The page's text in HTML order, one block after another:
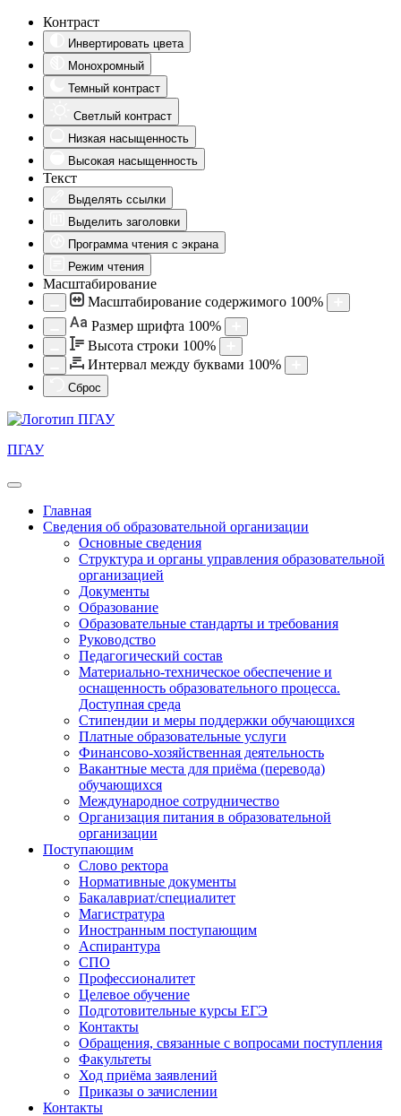
Контраст
Инвертировать цвета
Монохромный
Темный контраст
Светлый контраст
Низкая насыщенность
Высокая насыщенность
Текст
Выделять ссылки
Выделить заголовки
Программа чтения с экрана
Режим чтения
Масштабирование
Масштабирование содержимого 100%
Aa Размер шрифта 100%
Высота строки 100%
Интервал между буквами 100%
Сброс
ПГАУ
Главная
Сведения об образовательной организации
Основные сведения
Структура и органы управления образовательной
организацией
Документы
Образование
Образовательные стандарты и требования
Руководство
Педагогический состав
Материально-техническое обеспечение и
оснащенность образовательного процесса.
Доступная среда
Стипендии и меры поддержки обучающихся
Платные образовательные услуги
Финансово-хозяйственная деятельность
Вакантные места для приёма (перевода)
обучающихся
Международное сотрудничество
Организация питания в образовательной
организации
Поступающим
Слово ректора
Нормативные документы
Бакалавриат/специалитет
Магистратура
Иностранным поступающим
Аспирантура
СПО
Профессионалитет
Целевое обучение
Подготовительные курсы ЕГЭ
Контакты
Обращения, связанные с вопросами поступления
Факультеты
Ход приёма заявлений
Приказы о зачислении
Контакты